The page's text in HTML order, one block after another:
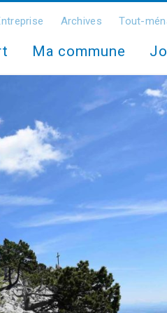
Archives Tout-
Ma commune